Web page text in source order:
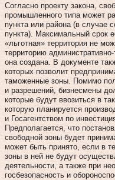
Согласно проекту закона,
промышленного типа может
пункта или района (в случае
пункта). Максимальный срок
«льготная» территория не
территорию
она создана. В документе
которых позволит
таможенные зоны. Помимо
и разрешений, бизнесмены
которые будут ввозиться в
которую планируется
и Госагентством по
Предполагается, что
свободной зоны будет
может быть принято, если в
зоны в ней не будут
деятельности, а также при
госбезопасность и